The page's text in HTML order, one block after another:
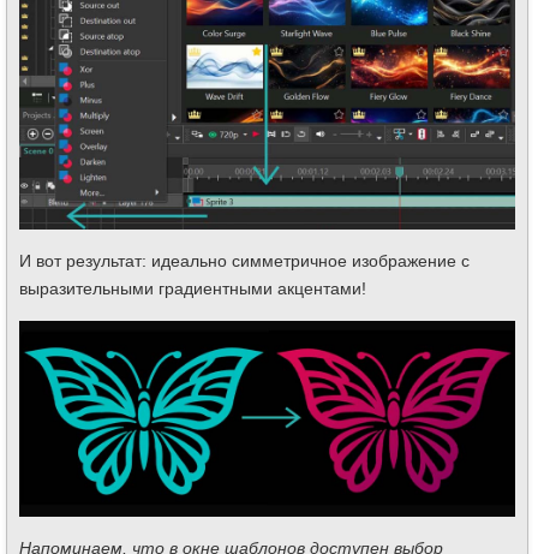
И вот результат: идеально симметричное изображение с
выразительными градиентными акцентами!
Напоминаем, что в окне шаблонов доступен выбор